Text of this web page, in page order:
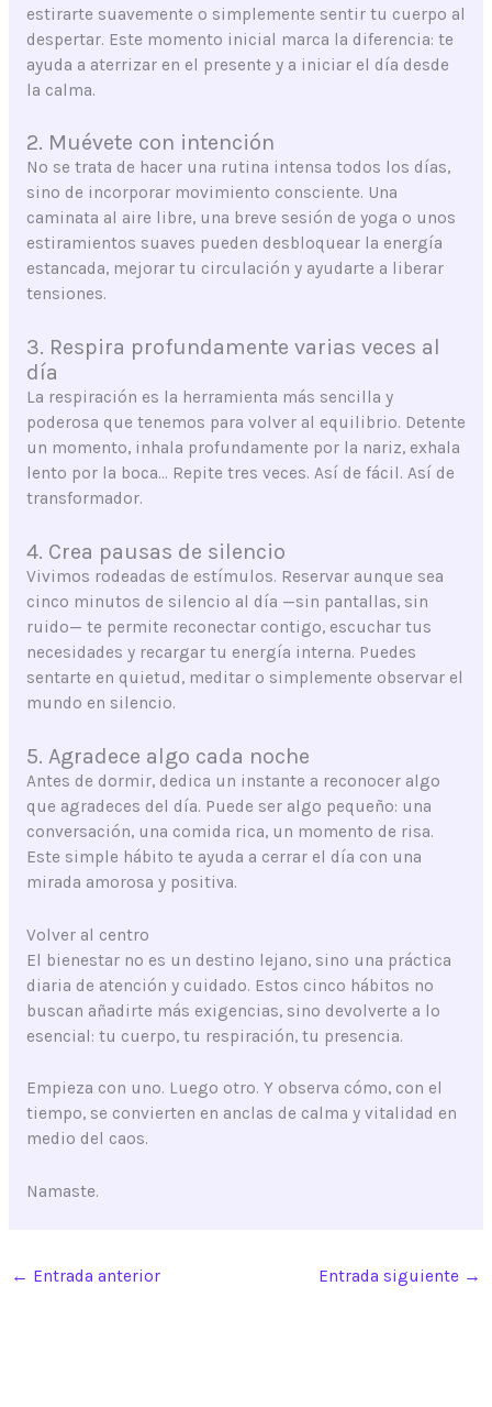
estirarte suavemente o simplemente sentir tu cuerpo al
despertar. Este momento inicial marca la diferencia: te
ayuda a aterrizar en el presente y a iniciar el día desde
la calma.
2. Muévete con intención
No se trata de hacer una rutina intensa todos los días,
sino de incorporar movimiento consciente. Una
caminata al aire libre, una breve sesión de yoga o unos
estiramientos suaves pueden desbloquear la energía
estancada, mejorar tu circulación y ayudarte a liberar
tensiones.
3. Respira profundamente varias veces al
día
La respiración es la herramienta más sencilla y
poderosa que tenemos para volver al equilibrio. Detente
un momento, inhala profundamente por la nariz, exhala
lento por la boca… Repite tres veces. Así de fácil. Así de
transformador.
4. Crea pausas de silencio
Vivimos rodeadas de estímulos. Reservar aunque sea
cinco minutos de silencio al día —sin pantallas, sin
ruido— te permite reconectar contigo, escuchar tus
necesidades y recargar tu energía interna. Puedes
sentarte en quietud, meditar o simplemente observar el
mundo en silencio.
5. Agradece algo cada noche
Antes de dormir, dedica un instante a reconocer algo
que agradeces del día. Puede ser algo pequeño: una
conversación, una comida rica, un momento de risa.
Este simple hábito te ayuda a cerrar el día con una
mirada amorosa y positiva.
Volver al centro
El bienestar no es un destino lejano, sino una práctica
diaria de atención y cuidado. Estos cinco hábitos no
buscan añadirte más exigencias, sino devolverte a lo
esencial: tu cuerpo, tu respiración, tu presencia.
Empieza con uno. Luego otro. Y observa cómo, con el
tiempo, se convierten en anclas de calma y vitalidad en
medio del caos.
Namaste.
← Entrada anterior Entrada siguiente →